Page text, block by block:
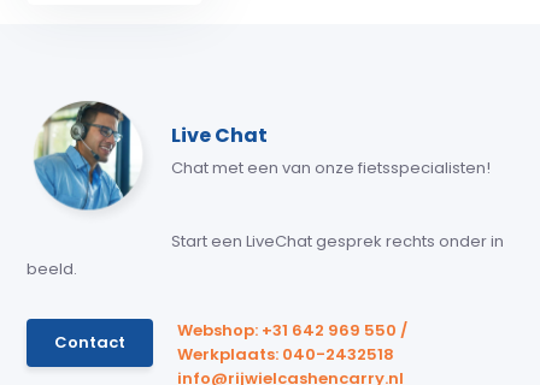
Live Chat
Chat met een van onze fietsspecialisten!
Start een LiveChat gesprek rechts onder in
beeld.
Contact
Webshop: +31 642 969 550 /
Werkplaats: 040-2432518
info@rijwielcashencarry.nl